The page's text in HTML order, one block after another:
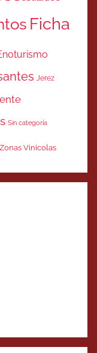
Ficha
Jerez
Sin categoría
Zonas Vinicolas